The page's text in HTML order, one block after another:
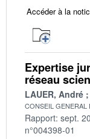
Accéder à la
Expertise
réseau
LAUER, André
CONSEIL GENERAL
Rapport: sept.
n°004398-01